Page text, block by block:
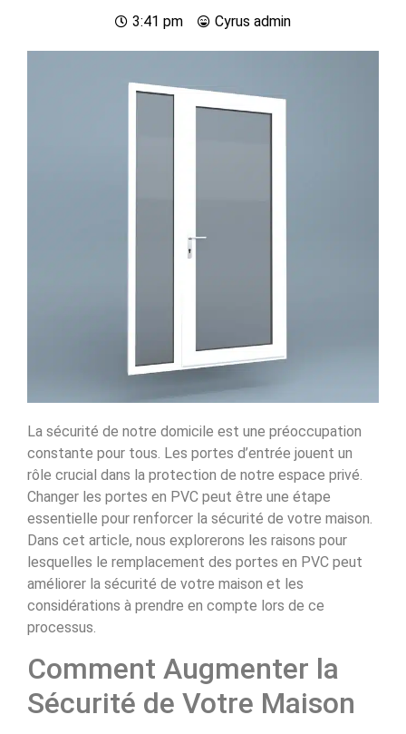
3:41 pm Cyrus admin
La sécurité de notre domicile est une préoccupation
constante pour tous. Les portes d’entrée jouent un
rôle crucial dans la protection de notre espace privé.
Changer les portes en PVC peut être une étape
essentielle pour renforcer la sécurité de votre maison.
Dans cet article, nous explorerons les raisons pour
lesquelles le remplacement des portes en PVC peut
améliorer la sécurité de votre maison et les
considérations à prendre en compte lors de ce
processus.
Comment Augmenter la
Sécurité de Votre Maison